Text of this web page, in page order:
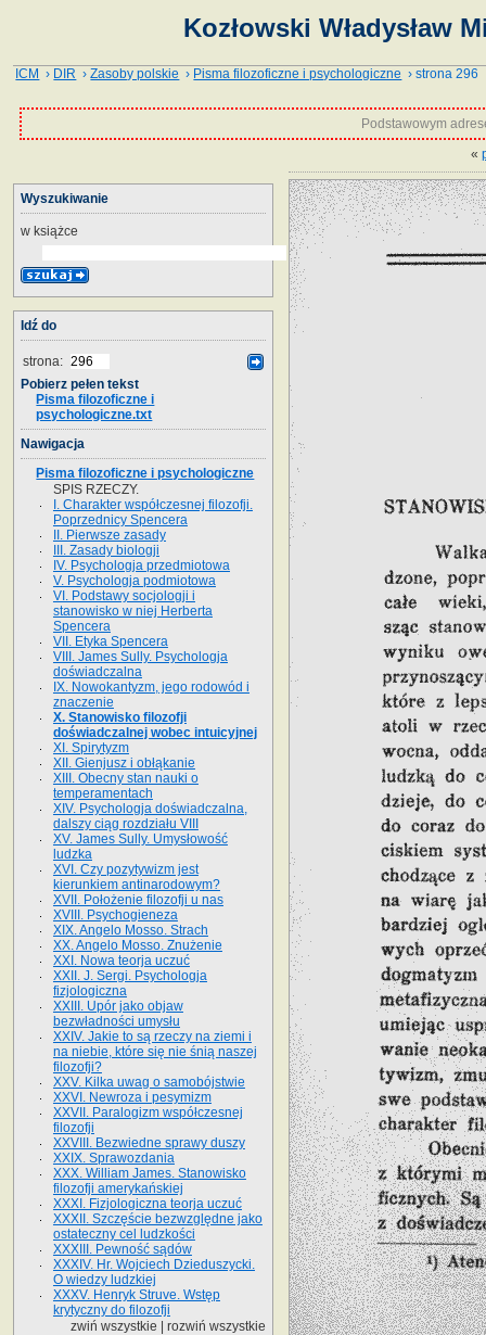
Kozłowski Władysław
ICM › DIR ›Zasoby polskie › Pisma filozoficzne i psychologiczne › strona 296
Podstawowym
«
Wyszukiwanie
w książce
Idź do
strona:
Pobierz pełen tekst
Pisma filozoficzne i
psychologiczne.txt
Nawigacja
Pisma filozoficzne i psychologiczne
SPIS RZECZY.
I. Charakter współczesnej filozofji.
Poprzednicy Spencera
II. Pierwsze zasady
III. Zasady biologji
IV. Psychologja przedmiotowa
V. Psychologja podmiotowa
VI. Podstawy socjologji i
stanowisko w niej Herberta
Spencera
VII. Etyka Spencera
VIII. James Sully. Psychologja
doświadczalna
IX. Nowokantyzm, jego rodowód i
znaczenie
X. Stanowisko filozofji
doświadczalnej wobec intuicyjnej
XI. Spirytyzm
XII. Gienjusz i obłąkanie
XIII. Obecny stan nauki o
temperamentach
XIV. Psychologja doświadczalna,
dalszy ciąg rozdziału VIII
XV. James Sully. Umysłowość
ludzka
XVI. Czy pozytywizm jest
kierunkiem antinarodowym?
XVII. Położenie filozofji u nas
XVIII. Psychogieneza
XIX. Angelo Mosso. Strach
XX. Angelo Mosso. Znużenie
XXI. Nowa teorja uczuć
XXII. J. Sergi. Psychologja
fizjologiczna
XXIII. Upór jako objaw
bezwładności umysłu
XXIV. Jakie to są rzeczy na ziemi i
na niebie, które się nie śnią naszej
filozofji?
XXV. Kilka uwag o samobójstwie
XXVI. Newroza i pesymizm
XXVII. Paralogizm współczesnej
filozofji
XXVIII. Bezwiedne sprawy duszy
XXIX. Sprawozdania
XXX. William James. Stanowisko
filozofji amerykańskiej
XXXI. Fizjologiczna teorja uczuć
XXXII. Szczęście bezwzględne jako
ostateczny cel ludzkości
XXXIII. Pewność sądów
XXXIV. Hr. Wojciech Dzieduszycki.
O wiedzy ludzkiej
XXXV. Henryk Struve. Wstęp
krytyczny do filozofji
zwiń wszystkie
rozwiń wszystkie